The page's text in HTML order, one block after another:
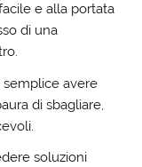
e alla portata
di una
semplice avere
di sbagliare,
soluzioni